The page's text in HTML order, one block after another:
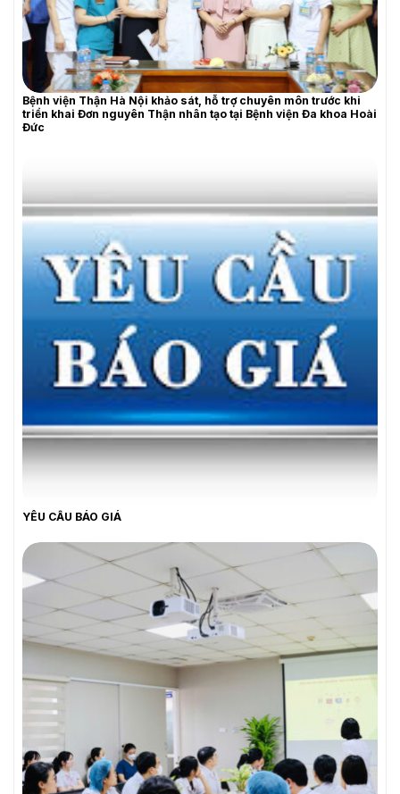
YÊU CẦU BÁO GIÁ
Bệnh viện Thận Hà Nội khảo sát, hỗ trợ chuyên môn trước khi
triển khai Đơn nguyên Thận nhân tạo tại Bệnh viện Đa khoa Hoài
Đức
YÊU CẦU BÁO GIÁ